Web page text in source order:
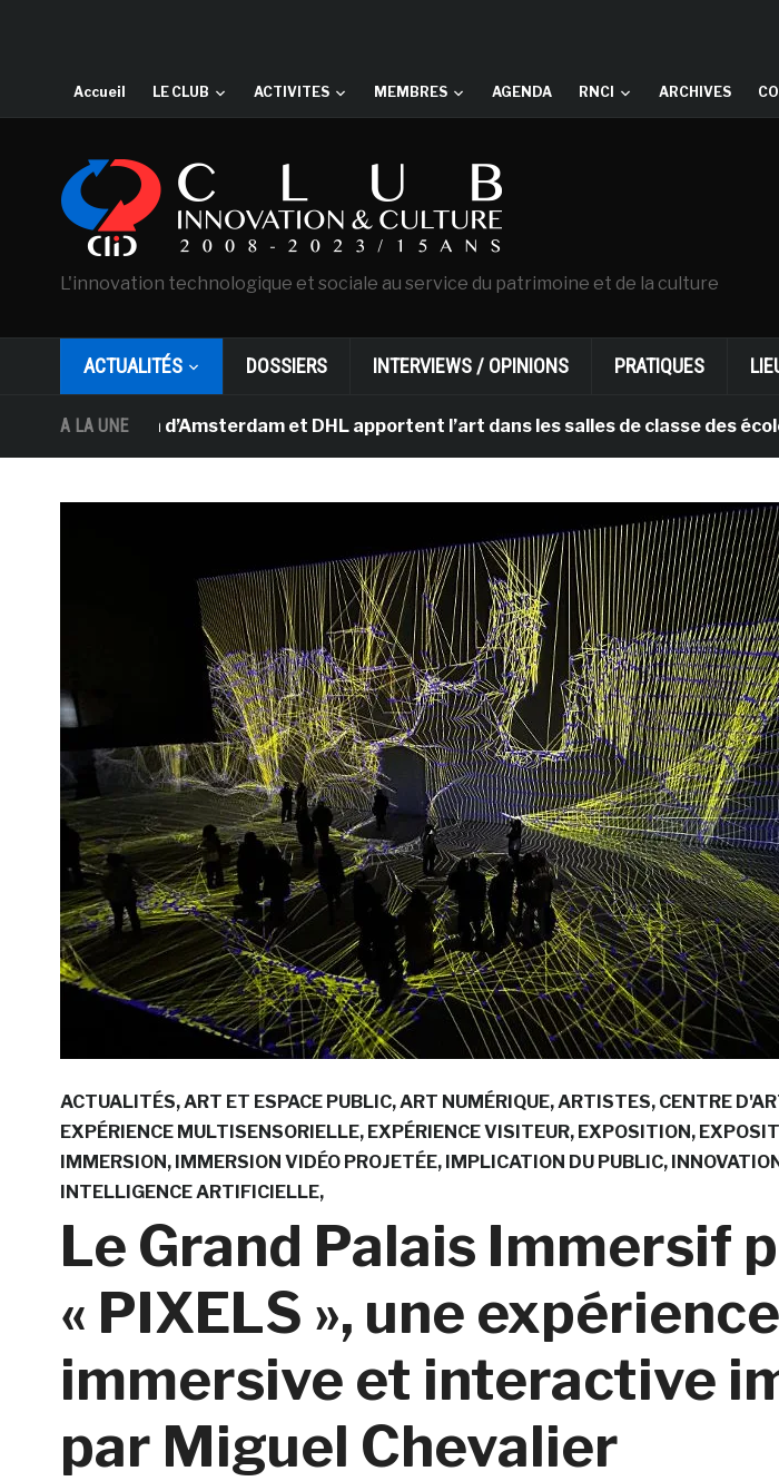
Accueil LE CLUB ACTIVITES MEMBRES AGENDA RNCI ARCHIVES
L'innovation technologique et sociale au service du patrimoine et de la culture
ACTUALITÉS DOSSIERS INTERVIEWS / OPINIONS PRATIQUES
A LA UNE
Gogh d’Amsterdam et DHL apportent l’art dans les salles de classe des écoles
ACTUALITÉS ART ET ESPACE PUBLIC ART NUMÉRIQUE ARTISTES CENTRE
EXPÉRIENCE MULTISENSORIELLE EXPÉRIENCE VISITEUR EXPOSITION
IMMERSION IMMERSION VIDÉO PROJETÉE IMPLICATION DU PUBLIC
INTELLIGENCE ARTIFICIELLE
Le Grand Palais Immersif
« PIXELS », une expérience
immersive et interactive
par Miguel Chevalier